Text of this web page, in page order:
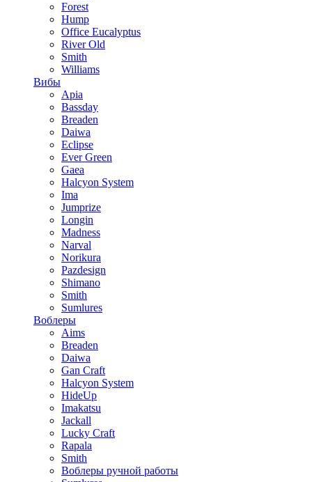
Forest
Hump
Office Eucalyptus
River Old
Smith
Williams
Вибы
Apia
Bassday
Breaden
Daiwa
Eclipse
Ever Green
Gaea
Halcyon System
Ima
Jumprize
Longin
Madness
Narval
Norikura
Pazdesign
Shimano
Smith
Sumlures
Воблеры
Aims
Breaden
Daiwa
Gan Craft
Halcyon System
HideUp
Imakatsu
Jackall
Lucky Craft
Rapala
Smith
Воблеры ручной работы